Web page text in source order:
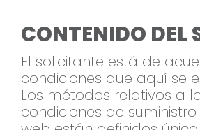
CONTENIDO DEL
El solicitante está de
condiciones que aquí se
Los métodos relativos a
condiciones de